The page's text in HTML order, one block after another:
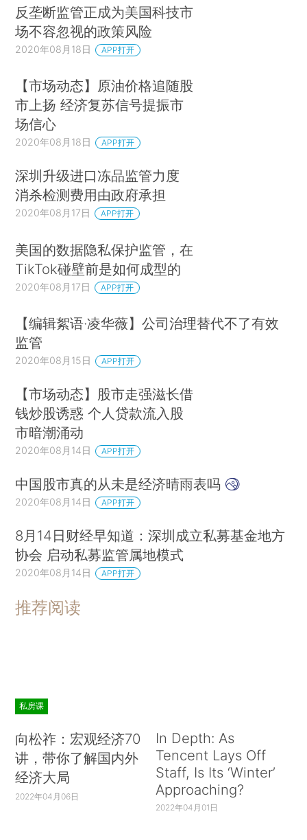
反垄断监管正成为美国科技市
场不容忽视的政策风险
2020年08月18日 APP打开
【市场动态】原油价格追随股
市上扬 经济复苏信号提振市
场信心
2020年08月18日 APP打开
深圳升级进口冻品监管力度
消杀检测费用由政府承担
2020年08月17日 APP打开
美国的数据隐私保护监管，在
TikTok碰壁前是如何成型的
2020年08月17日 APP打开
【编辑絮语·凌华薇】公司治理替代不了有效
监管
2020年08月15日 APP打开
【市场动态】股市走强滋长借
钱炒股诱惑 个人贷款流入股
市暗潮涌动
2020年08月14日 APP打开
中国股市真的从未是经济晴雨表吗
2020年08月14日 APP打开
8月14日财经早知道：深圳成立私募基金地方
协会 启动私募监管属地模式
2020年08月14日 APP打开
推荐阅读
私房课
向松祚：宏观经济70
讲，带你了解国内外
经济大局
2022年04月06日
In Depth: As
Tencent Lays Off
Staff, Is Its ‘Winter’
Approaching?
2022年04月01日